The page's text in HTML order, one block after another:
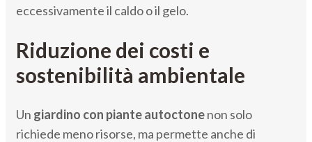
eccessivamente il caldo o il gelo.
Riduzione dei costi e
sostenibilità ambientale
Un giardino con piante autoctonenon solo
richiede meno risorse, ma permette anche di